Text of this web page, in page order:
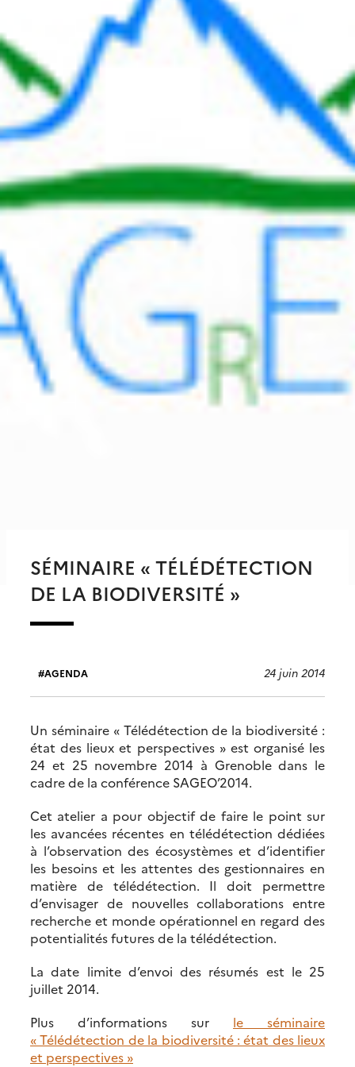
SÉMINAIRE « TÉLÉDÉTECTION
DE LA BIODIVERSITÉ »
AGENDA 24 juin 2014
Un séminaire « Télédétection de la biodiversité :
état des lieux et perspectives » est organisé les
24 et 25 novembre 2014 à Grenoble dans le
cadre de la conférence SAGEO’2014.
Cet atelier a pour objectif de faire le point sur
les avancées récentes en télédétection dédiées
à l’observation des écosystèmes et d’identifier
les besoins et les attentes des gestionnaires en
matière de télédétection. Il doit permettre
d’envisager de nouvelles collaborations entre
recherche et monde opérationnel en regard des
potentialités futures de la télédétection.
La date limite d’envoi des résumés est le 25
juillet 2014.
Plus d’informations sur le séminaire
« Télédétection de la biodiversité : état des lieux
et perspectives »